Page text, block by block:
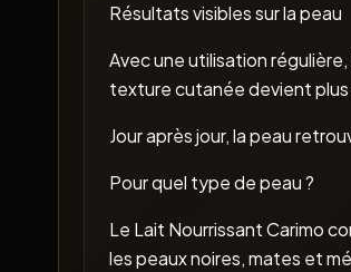
Résultats visibles sur la peau
Avec une utilisation
texture cutanée devient
Jour après jour, la peau
Pour quel type de peau ?
Le Lait Nourrissant Carimo
les peaux noires, mates et